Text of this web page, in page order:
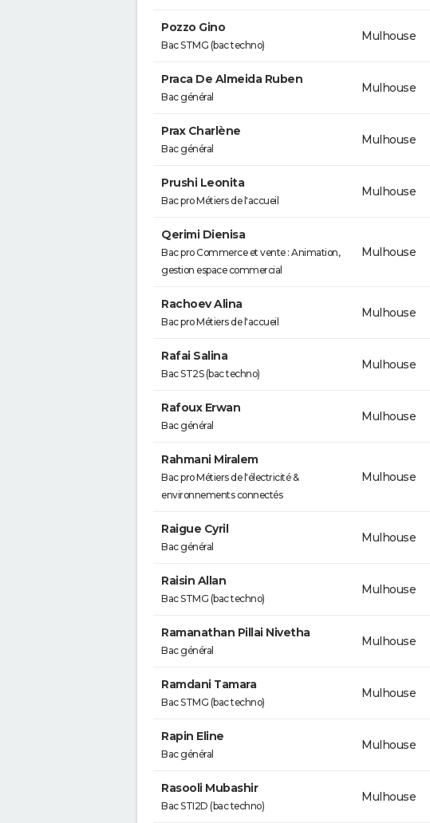
Pozzo Gino
Bac STMG (bac techno)
Mulhouse
Praca De Almeida Ruben
Bac général
Mulhouse
Prax Charlène
Bac général
Mulhouse
Prushi Leonita
Bac pro Métiers de l'accueil
Mulhouse
Qerimi Dienisa
Bac pro Commerce et vente : Animation,
gestion espace commercial
Mulhouse
Rachoev Alina
Bac pro Métiers de l'accueil
Mulhouse
Rafai Salina
Bac ST2S (bac techno)
Mulhouse
Rafoux Erwan
Bac général
Mulhouse
Rahmani Miralem
Bac pro Métiers de l'électricité &
environnements connectés
Mulhouse
Raigue Cyril
Bac général
Mulhouse
Raisin Allan
Bac STMG (bac techno)
Mulhouse
Ramanathan Pillai Nivetha
Bac général
Mulhouse
Ramdani Tamara
Bac STMG (bac techno)
Mulhouse
Rapin Eline
Bac général
Mulhouse
Rasooli Mubashir
Bac STI2D (bac techno)
Mulhouse